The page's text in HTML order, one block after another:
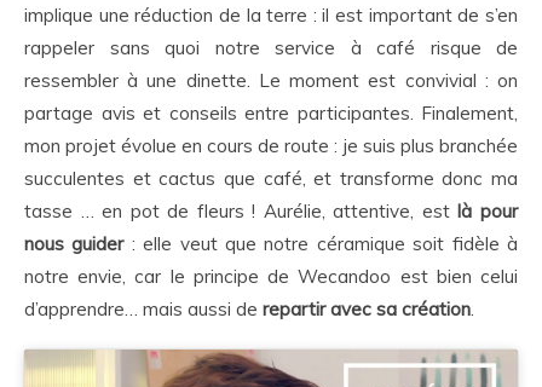
implique une réduction de la terre : il est important de s’en
rappeler sans quoi notre service à café risque de
ressembler à une dinette. Le moment est convivial : on
partage avis et conseils entre participantes. Finalement,
mon projet évolue en cours de route : je suis plus branchée
succulentes et cactus que café, et transforme donc ma
tasse … en pot de fleurs ! Aurélie, attentive, est là pour
nous guider: elle veut que notre céramique soit fidèle à
notre envie, car le principe de Wecandoo est bien celui
d’apprendre… mais aussi de repartir avec sa création.